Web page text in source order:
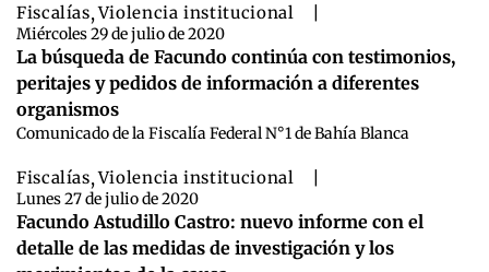
Fiscalías,Violencia institucional
Miércoles 29 de julio de 2020
La búsqueda de Facundo continúa con testimonios,
peritajes y pedidos de información a diferentes
organismos
Comunicado de la Fiscalía Federal N°1 de Bahía Blanca
Fiscalías,Violencia institucional
Lunes 27 de julio de 2020
Facundo Astudillo Castro: nuevo informe con el
detalle de las medidas de investigación y los